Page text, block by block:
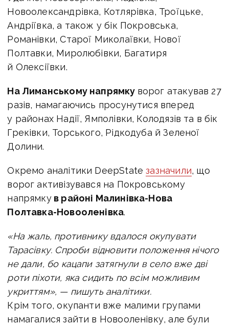
Новоолександрівка, Котлярівка, Троїцьке,
Андріївка, а також у бік Покровська,
Романівки, Старої Миколаївки, Нової
Полтавки, Миролюбівки, Багатиря
й Олексіївки.
На Лиманському напрямку ворог атакував 27
разів, намагаючись просунутися вперед
у районах Надії, Ямполівки, Колодязів та в бік
Греківки, Торського, Рідкодуба й Зеленої
Долини.
Окремо аналітики DeepStateзазначили, що
ворог активізувався на Покровському
напрямкув районі Малинівка-Нова
Полтавка-Новооленівка.
«На жаль, противнику вдалося окупувати
Тарасівку. Спроби відновити положення нічого
не дали, бо кацапи затягнули в село вже дві
роти піхоти, яка сидить по всім можливим
укриттям», — пишуть аналітики.
Крім того, окупанти вже малими групами
намагалися зайти в Новооленівку, але були